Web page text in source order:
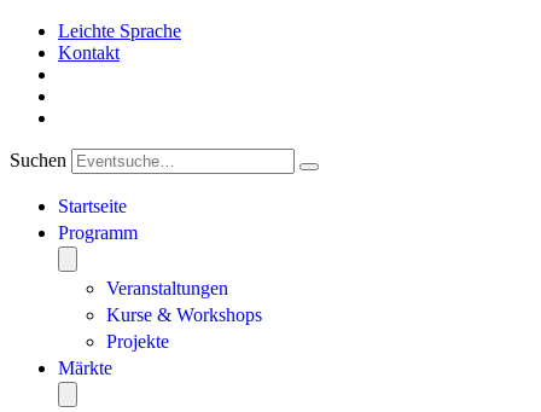
Leichte Sprache
Kontakt
Suchen
Startseite
Programm
Veranstaltungen
Kurse & Workshops
Projekte
Märkte